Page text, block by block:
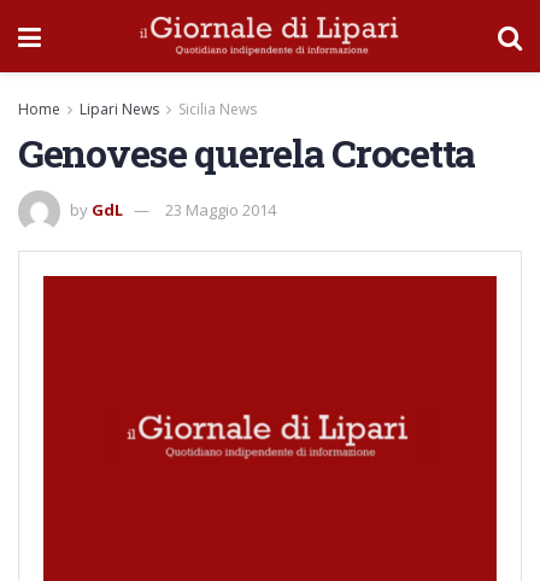
Home Lipari News Sicilia News
Genovese querela Crocetta
by GdL 23 Maggio 2014